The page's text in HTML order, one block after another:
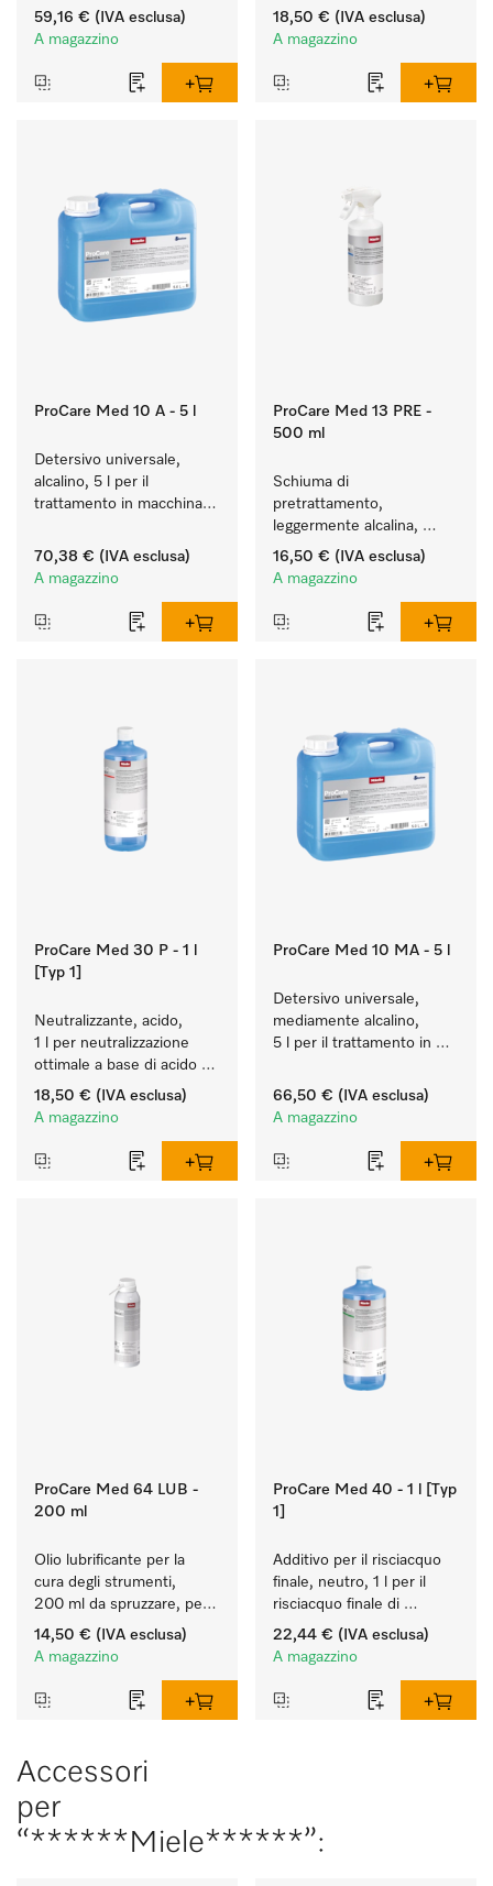
59,16 € (IVA esclusa)
A magazzino
organico.
18,50 € (IVA esclusa)
A magazzino
ProCare Med 10 A - 5 l
Detersivo universale,
alcalino, 5 l per il
trattamento in macchina
70,38 € (IVA esclusa)
A magazzino
ProCare Med 13 PRE -
500 ml
Schiuma di
pretrattamento,
leggermente alcalina,
500 ml per
pretrattamento a mano,
16,50 € (IVA esclusa)
A magazzino
ProCare Med 30 P - 1 l
[Typ 1]
Neutralizzante, acido,
1 l per neutralizzazione
ottimale a base di acido
inorganico.
18,50 € (IVA esclusa)
A magazzino
ProCare Med 10 MA - 5 l
Detersivo universale,
mediamente alcalino,
5 l per il trattamento in
utensili.
66,50 € (IVA esclusa)
A magazzino
ProCare Med 64 LUB -
200 ml
Olio lubrificante per la
cura degli strumenti,
200 ml da spruzzare, per
la cura manuale di
dispositivi medici.
14,50 € (IVA esclusa)
A magazzino
ProCare Med 40 - 1 l [Typ
1]
Additivo per il risciacquo
finale, neutro, 1 l per il
risciacquo finale di
strumenti e utensili,
biocompatibile.
22,44 € (IVA esclusa)
A magazzino
Accessori
per
“******Miele******”: